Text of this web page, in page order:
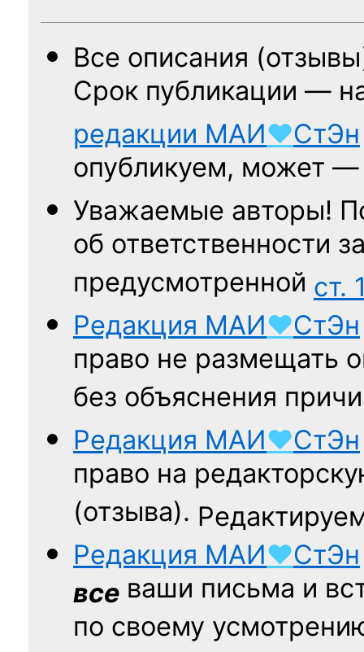
Все описания
Срок публикации —
редакции МАИ♥СтЭн
опубликуем, может
Уважаемые авторы!
об ответственности
предусмотренной ст.
Редакция МАИ♥СтЭн
право не размещать
без объяснения
Редакция МАИ♥СтЭн
право на
(отзыва).
Редакция МАИ♥СтЭн
все ваши письма и
по своему